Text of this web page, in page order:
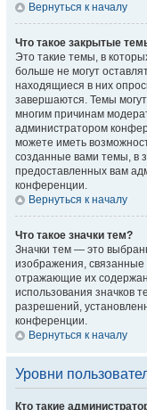
Вернуться к началу
Что такое закрытые
Это такие темы, в
больше не могут
находящиеся в них
завершаются. Темы
многим причинам
администратором
можете иметь
созданные вами темы, в
предоставленных вам
конференции.
Вернуться к началу
Что такое значки тем?
Значки тем — это
изображения,
отражающие их
использования значков
разрешений,
конференции.
Вернуться к началу
Уровни
Кто такие